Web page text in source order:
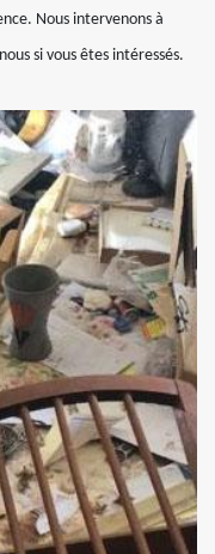
Nous intervenons à
si vous êtes intéressés.